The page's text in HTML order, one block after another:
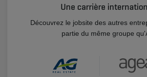
Une carrière
Découvrez le jobsite des autres
partie du même groupe